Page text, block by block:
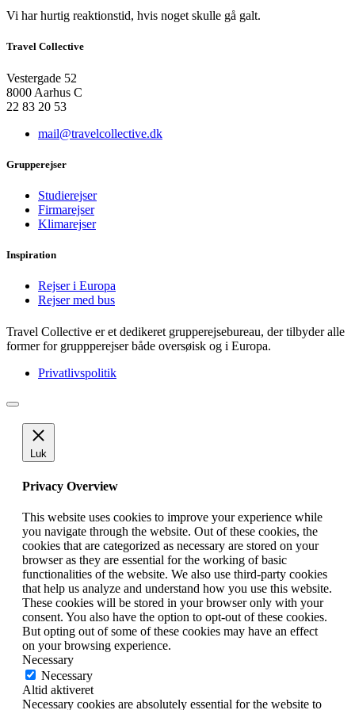
Vi har hurtig reaktionstid, hvis noget skulle gå galt.
Travel Collective
Vestergade 52
8000 Aarhus C
22 83 20 53
mail@travelcollective.dk
Grupperejser
Studierejser
Firmarejser
Klimarejser
Inspiration
Rejser i Europa
Rejser med bus
Travel Collective er et dedikeret grupperejsebureau, der tilbyder alle
former for gruppperejser både oversøisk og i Europa.
Privatlivspolitik
Luk
Privacy Overview
This website uses cookies to improve your experience while
you navigate through the website. Out of these cookies, the
cookies that are categorized as necessary are stored on your
browser as they are essential for the working of basic
functionalities of the website. We also use third-party cookies
that help us analyze and understand how you use this website.
These cookies will be stored in your browser only with your
consent. You also have the option to opt-out of these cookies.
But opting out of some of these cookies may have an effect
on your browsing experience.
Necessary
Necessary
Altid aktiveret
Necessary cookies are absolutely essential for the website to